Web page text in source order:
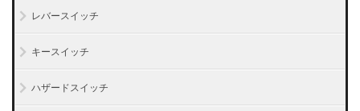
レバースイッチ
キースイッチ
ハザードスイッチ